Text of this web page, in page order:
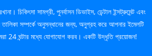
চিকিৎসা সামগ্রী, পুনর্বাসন ডিভাইস, ডেন্টাল ইন্সট্রুমেন্ট এবং
তালিকা সম্পর্কে অনুসন্ধানের জন্য, অনুগ্রহ করে আপনার ইমেলটি
24 ঘন্টার মধ্যে যোগাযোগ করব। একটি উদ্ধৃতি প্রয়োজন!